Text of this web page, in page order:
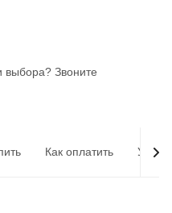
выбора? Звоните
Как оплатить